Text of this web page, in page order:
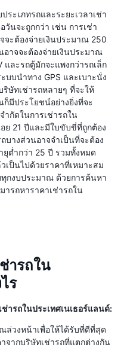
ระเภทรถและระยะเวลาเช่า
วันจะถูกกว่า เช่น การเช่า
ะต้องจ่ายเงินประมาณ 250
อาจจะต้องจ่ายเงินประมาณ
ละรถตู้มักจะแพงกว่ารถเล็ก
บนำทาง GPS และเบาะนั่ง
ริษัทเช่ารถหลายๆ ที่จะให้
มีประโยชน์อย่างยิ่งที่จะ
กัดในการเช่ารถใน
ย 21 ปีและมีใบขับขี่ที่ถูกต้อง
บางส่วนอาจจำเป็นที่จะต้อง
ต่ำกว่า 25 ปี รวมทั้งหมด
เป็นไปด้วยราคาที่เหมาะสม
กงบประมาณ ด้วยการค้นหา
ารถหาราคาเช่ารถใน
ารถใน
ร
ารถในประเทศเนเธอร์แลนด์:
ล่วงหน้าเพื่อให้ได้รับที่ดีที่สุด
าจากบริษัทเช่ารถที่แตกต่างกัน